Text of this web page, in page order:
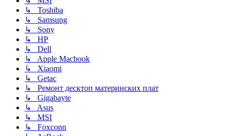
↳ Toshiba
↳ Samsung
↳ Sony
↳ HP
↳ Dell
↳ Apple Macbook
↳ Xiaomi
↳ Getac
↳ Ремонт десктоп материнских плат
↳ Gigabayte
↳ Asus
↳ MSI
↳ Foxconn